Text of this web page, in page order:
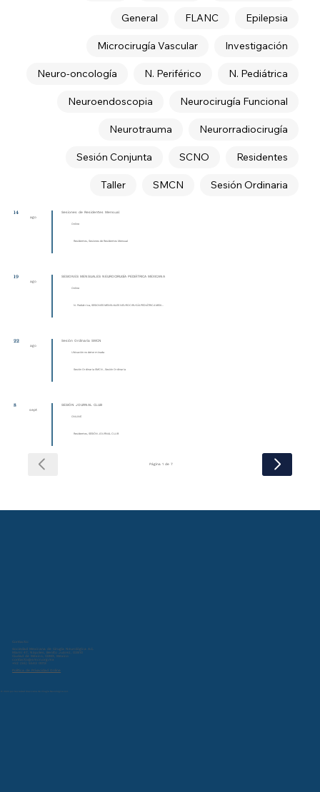
Epilepsia
FLANC
General
Investigación
Microcirugía Vascular
N. Pediátrica
N. Periférico
Neuro-oncología
Neurocirugía Funcional
Neuroendoscopia
Neurorradiocirugía
Neurotrauma
Residentes
SCNO
Sesión Conjunta
Sesión Ordinaria
SMCN
Taller
14
ago
Sesiones de Residentes Mensual
Online
Residentes, Sesiones de Residentes Mensual
19
ago
SESIONES MENSUALES NEUROCIRUGÍA PEDIÁTRICA MEXICANA
Online
N. Pediátrica, SESIONES MENSUALES NEUROCIRUGÍA PEDIÁTRICA MEXI...
22
ago
Sesión Ordinaria SMCN
Ubicación no determinada
Sesión Ordinaria SMCN , Sesión Ordinaria
8
sept
SESIÓN JOURNAL CLUB
ONLINE
Residentes, SESIÓN JOURNAL CLUB
Página 1 de 7
© 2024 por Sociedad Mexicana de Cirugía Neurológica A.C.
Contacto:
Sociedad Mexicana de Cirugía Neurológica A.C.
Miami 47, Nápoles, Benito Juárez, 03810
Ciudad de México, CDMX, Mexico
contacto@smcn.org.mx
+52 (55) 5543 0013
Política de Privacidad Online